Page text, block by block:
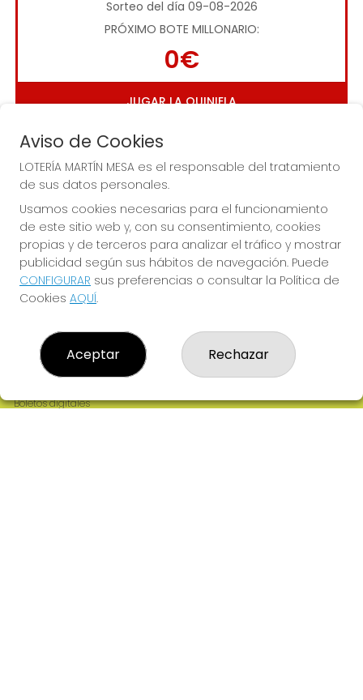
Sorteo del día 09-08-2026
PRÓXIMO BOTE MILLONARIO:
0€
JUGAR LA QUINIELA
Imagen anterior
LOTERÍA MARTÍN MESA
Resultados
Contacto
Empresas
Boletos digitales
Aviso de Cookies
LOTERÍA MARTÍN MESA es el responsable del tratamiento
de sus datos personales.
Usamos cookies necesarias para el funcionamiento
de este sitio web y, con su consentimiento, cookies
propias y de terceros para analizar el tráfico y mostrar
publicidad según sus hábitos de navegación. Puede
CONFIGURAR sus preferencias o consultar la Política de
Cookies AQUÍ.
Aceptar Rechazar